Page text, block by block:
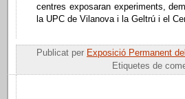
centres exposaran experiments,
la UPC de Vilanova i la Geltrú i el
Publicat per Exposició Permanent
Etiquetes de